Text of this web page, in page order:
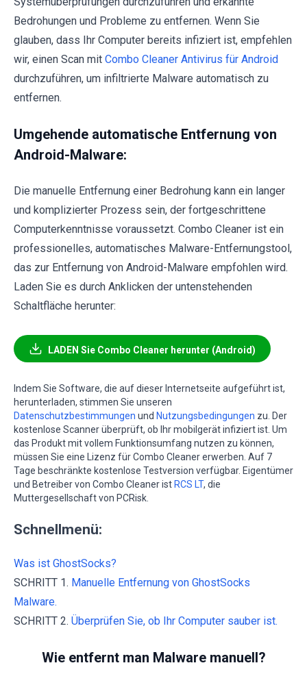
Bedrohungen und Probleme zu entfernen. Wenn Sie
glauben, dass Ihr Computer bereits infiziert ist, empfehlen
wir, einen Scan mit Combo Cleaner Antivirus für Android
durchzuführen, um infiltrierte Malware automatisch zu
entfernen.
Umgehende automatische Entfernung von
Android-Malware:
Die manuelle Entfernung einer Bedrohung kann ein langer
und komplizierter Prozess sein, der fortgeschrittene
Computerkenntnisse voraussetzt. Combo Cleaner ist ein
professionelles, automatisches Malware-Entfernungstool,
das zur Entfernung von Android-Malware empfohlen wird.
Laden Sie es durch Anklicken der untenstehenden
Schaltfläche herunter:
LADEN Sie Combo Cleaner herunter (Android)
Indem Sie Software, die auf dieser Internetseite aufgeführt ist,
herunterladen, stimmen Sie unseren
Datenschutzbestimmungen und Nutzungsbedingungen zu. Der
kostenlose Scanner überprüft, ob Ihr mobilgerät infiziert ist. Um
das Produkt mit vollem Funktionsumfang nutzen zu können,
müssen Sie eine Lizenz für Combo Cleaner erwerben. Auf 7
Tage beschränkte kostenlose Testversion verfügbar. Eigentümer
und Betreiber von Combo Cleaner istRCS LT, die
Muttergesellschaft von PCRisk.
Schnellmenü:
Was ist GhostSocks?
SCHRITT 1. Manuelle Entfernung von GhostSocks
Malware.
SCHRITT 2. Überprüfen Sie, ob Ihr Computer sauber ist.
Wie entfernt man Malware manuell?